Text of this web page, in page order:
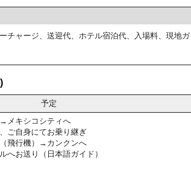
チャージ、送迎代、ホテル宿泊代、入場料、現地
予定
メキシコシティへ
ご自身にてお乗り継ぎ
飛行機）→カンクンへ
へお送り（日本語ガイド）